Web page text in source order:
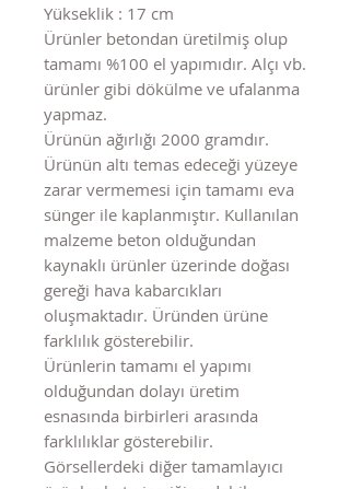
Yükseklik : 17 cm
Ürünler betondan üretilmiş olup
tamamı %100 el yapımıdır. Alçı vb.
ürünler gibi dökülme ve ufalanma
yapmaz.
Ürünün ağırlığı 2000 gramdır.
Ürünün altı temas edeceği yüzeye
zarar vermemesi için tamamı eva
sünger ile kaplanmıştır. Kullanılan
malzeme beton olduğundan
kaynaklı ürünler üzerinde doğası
gereği hava kabarcıkları
oluşmaktadır. Üründen ürüne
farklılık gösterebilir.
Ürünlerin tamamı el yapımı
olduğundan dolayı üretim
esnasında birbirleri arasında
farklılıklar gösterebilir.
Görsellerdeki diğer tamamlayıcı